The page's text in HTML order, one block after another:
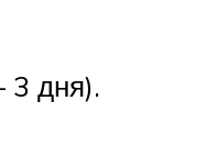
3 дня).